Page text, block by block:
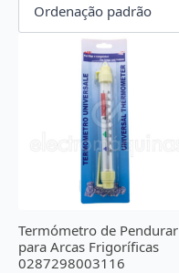
Termómetro de Pendurar
para Arcas Frigoríficas
0287298003116